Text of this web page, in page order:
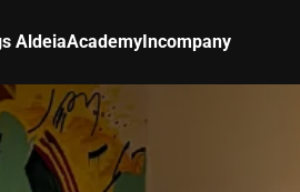
AldeiaAcademyIncompany